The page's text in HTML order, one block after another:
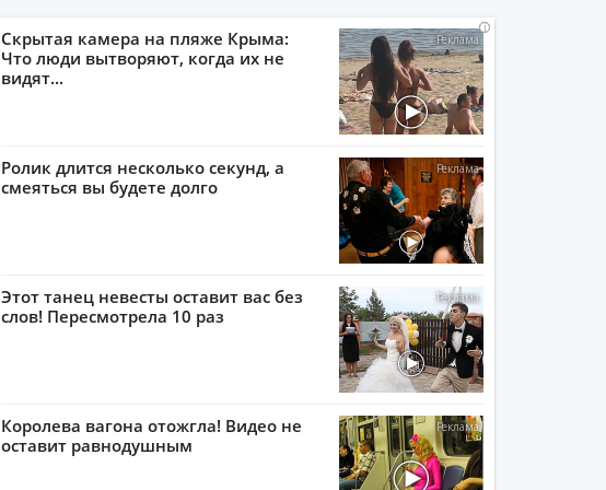
i
Скрытая камера на пляже Крыма:
Что люди вытворяют, когда их не
видят...
i
Ролик длится несколько секунд, а
смеяться вы будете долго
i
Этот танец невесты оставит вас без
слов! Пересмотрела 10 раз
i
Королева вагона отожгла! Видео не
оставит равнодушным